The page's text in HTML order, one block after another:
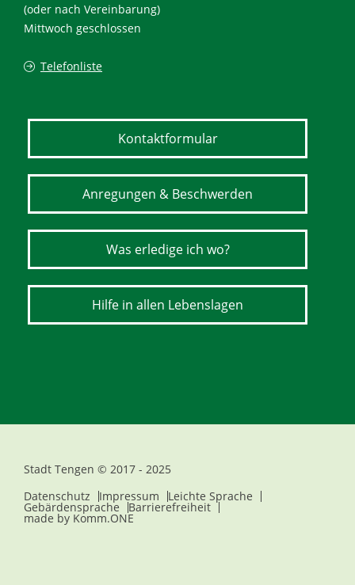
(oder nach Vereinbarung)
Mittwoch geschlossen
Telefonliste
Kontaktformular
Anregungen & Beschwerden
Was erledige ich wo?
Hilfe in allen Lebenslagen
Stadt Tengen © 2017 - 2025
Datenschutz
Impressum Leichte Sprache
Gebärdensprache Barrierefreiheit
made by Komm.ONE